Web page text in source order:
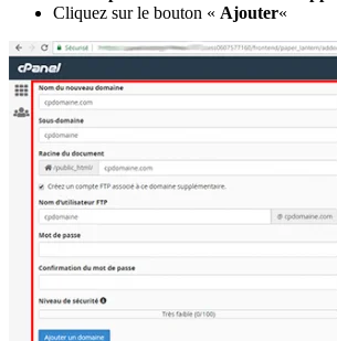
Cliquez sur le bouton « Ajouter«